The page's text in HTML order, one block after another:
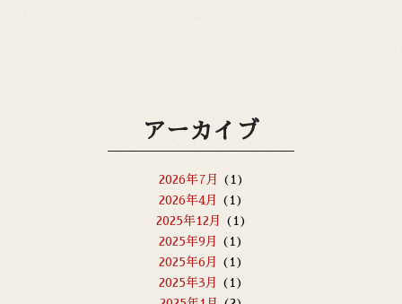
アーカイブ
2026年7月
(1)
2026年4月
(1)
2025年12月
(1)
2025年9月
(1)
2025年6月
(1)
2025年3月
(1)